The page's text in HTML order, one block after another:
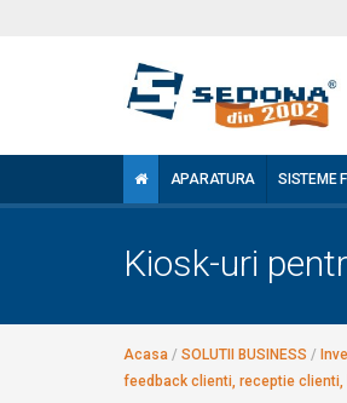
APARATURA SISTEME
Kiosk-uri
Acasa / SOLUTII BUSINESS /
feedback clienti, receptie